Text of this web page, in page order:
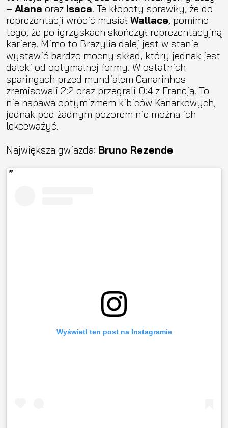
– Alana oraz Isaca. Te kłopoty sprawiły, że do
reprezentacji wrócić musiał Wallace, pomimo
tego, że po igrzyskach skończył reprezentacyjną
karierę. Mimo to Brazylia dalej jest w stanie
wystawić bardzo mocny skład, który jednak jest
daleki od optymalnej formy. W ostatnich
sparingach przed mundialem Canarinhos
zremisowali 2:2 oraz przegrali 0:4 z Francją. To
nie napawa optymizmem kibiców Kanarkowych,
jednak pod żadnym pozorem nie można ich
lekceważyć.
Największa gwiazda: Bruno Rezende
Wyświetl ten post na Instagramie